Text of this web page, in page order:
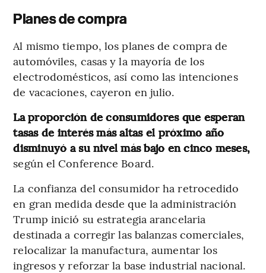
Planes de compra
Al mismo tiempo, los planes de compra de
automóviles, casas y la mayoría de los
electrodomésticos, así como las intenciones
de vacaciones, cayeron en julio.
La proporción de consumidores que esperan
tasas de interés más altas el próximo año
disminuyó a su nivel más bajo en cinco meses,
según el Conference Board.
La confianza del consumidor ha retrocedido
en gran medida desde que la administración
Trump inició su estrategia arancelaria
destinada a corregir las balanzas comerciales,
relocalizar la manufactura, aumentar los
ingresos y reforzar la base industrial nacional.